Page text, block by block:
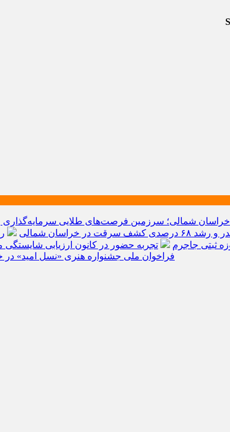
خراسان شمالی؛ سرزمین فرصت‌های طلایی سرمایه‌گذاری و
تجربه حضور در کانون ارزیابی شایستگی
فراخوان ملی جشنواره هنری «نسل امید» در